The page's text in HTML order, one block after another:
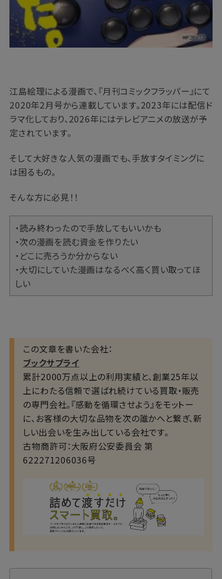
江島絵理による漫画で、『月刊コミックフラッパー』にて
2020年2月号から連載しています。2023年には配信ド
ラマ化しており、2026年にはテレビアニメの放送が予
定されています。
そして大好きな人気の漫画でも、手放すタイミングに
は困るもの。
そんな方に必見！！
・読み終わったので手放してもいいかも
・次の漫画を読む資金を作りたい
・どこに売ろうか分からない
・大切にしていた漫画はなるべく高く買い取ってほ
しい
この文章を書いた会社：
ブックサプライ
累計2000万点以上の利用実績と、創業25年以
上にわたる信頼で選ばれ続けている買取・販売
の専門会社。『感動を循環させよう』をモットー
に、お客様の大切な品物を次の誰かへと繋ぎ、新
しい出会いを生み出している会社です。
古物商許可：大阪府公安委員会 第
622271206036号